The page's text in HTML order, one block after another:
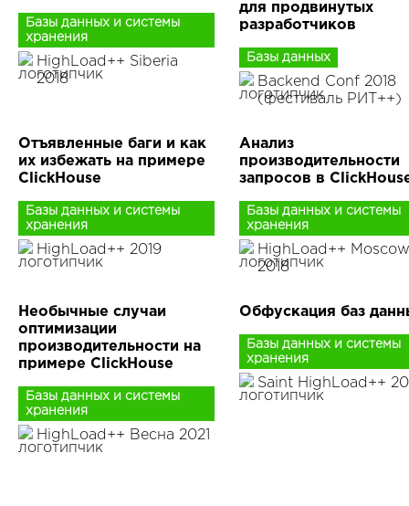
Базы данных и системы
хранения
HighLoad++ Siberia
2018
для продвинутых
разработчиков
Базы данных
Backend Conf 2018
(фестиваль РИТ++)
Отъявленные баги и как
их избежать на примере
ClickHouse
Базы данных и системы
хранения
HighLoad++ 2019
Анализ
производительности
запросов в
Базы данных и системы
хранения
HighLoad++ Moscow
2018
Необычные случаи
оптимизации
производительности на
примере ClickHouse
Базы данных и системы
хранения
HighLoad++ Весна 2021
Обфускация баз
Базы данных и системы
хранения
Saint HighLoad++